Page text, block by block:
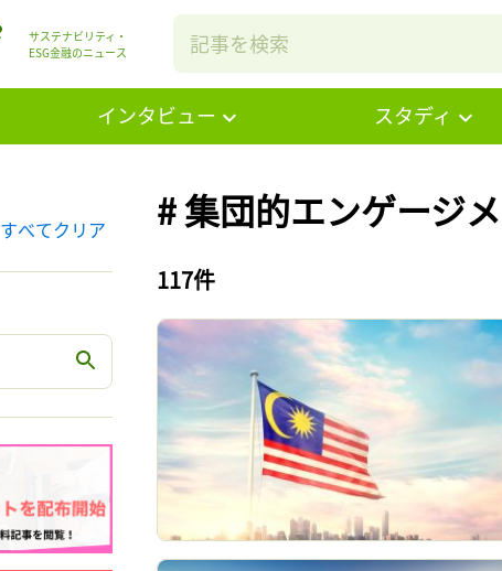
サステナビリティ・
ESG金融のニュース
インタビュー スタディ
すべてクリア # 集団的エンゲージ
117件